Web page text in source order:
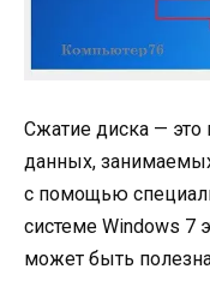
Сжатие диска —
данных,
с помощью
системе Windows 7
может быть